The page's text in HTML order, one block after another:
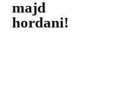
majd
hordani!